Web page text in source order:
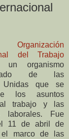
del Trabajo
organismo
de las
Unidas que se
los asuntos
trabajo y las
laborales. Fue
11 de abril de
marco de las